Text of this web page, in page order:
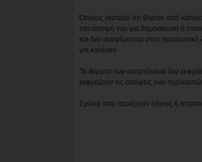
Όποιος πιστεύει ότι θίγεται από
την άποψή του για δημοσίευση ή
και δεν αναφέρονται στην
για κανέναν.
Τα θέματα των αναρτήσεων δεν
εκφράζουν τις απόψεις των
Σχόλια που περιέχουν ύβρεις ή